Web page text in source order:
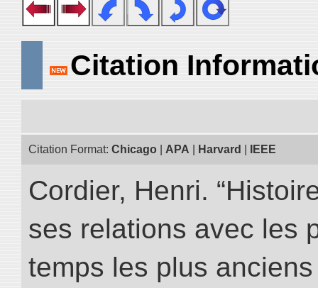
Citation
Citation Format: Chicago APA Harvard IEEE
Cordier, Henri.
ses relations avec les
temps les plus